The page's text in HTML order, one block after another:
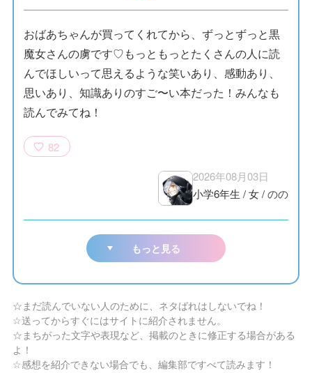
おばあちゃんが買ってくれてから、ずっとずっと黒
魔女さんの虜です♡もっともっとたくさんの人に読
んでほしいって思えるような笑いあり、感動あり、
思いあり、知識ありのすご〜い本だった！みんなも
読んでみてね！
82
2026年08月03日
小学6年生 /女/のの
もっと見る
☆まだ読んでいない人のために、ネタばれはしないでね！
☆送ってからすぐにはサイトに紹介されません。
☆まちがった文字や表現など、掲載のときに修正する場合がある
よ！
☆感想を紹介できない場合でも、編集部ですべて読みます！